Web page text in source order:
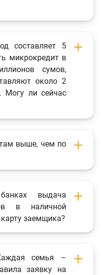
составляет 5
микрокредит в
сумов,
около 2
Могу ли сейчас
выше, чем по
выдача
в наличной
заемщика?
семья –
заявку на